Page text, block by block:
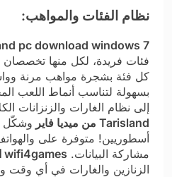
نظام الفئات والمواهب:
pc download windows 7
فئات فريدة، لكل منها تخصصان
كل فئة بشجرة مواهب مرنة
بسهولة لتناسب أنماط اللعب
إلى نظام الغارات والزنزانات
Tarisland من ميديا فاير
وشكّل
أسطوريين! متوفرة على
مشاركة البيانات. wifi4games العاب وايفاي
الزنازين والغارات في أي